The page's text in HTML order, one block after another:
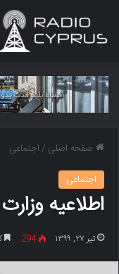
صفحه اصلی /اجتماعی
اجتماعی
اطلاعیه
تیر ۲۷, ۱۳۹۹ 294